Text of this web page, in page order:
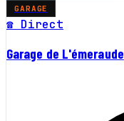
GARAGE
☎ Direct
Garage de L'émeraude